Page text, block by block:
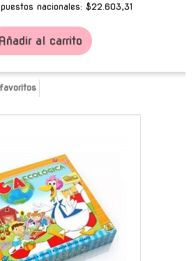
nacionales: $22.603,31
Añadir al carrito